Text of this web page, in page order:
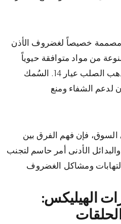
خصيصاً لغضروف الأذن
من مواد متوافقة حيوياً
مثل التيتانيوم الطبي أو الذهب الصلب عيار 14. السُمك
لدعم الشفاء ومنع
فإن فهم الفرق بين
والبدائل الأدنى أمر حاسم لتجنب
ومشاكل الغضروف
الهيليكس: